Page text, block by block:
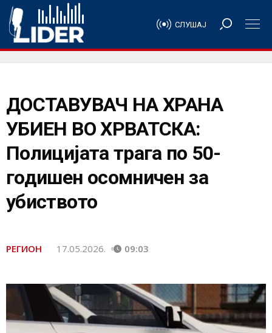
СЛУШАЈ
ДОСТАВУВАЧ НА ХРАНА
УБИЕН ВО ХРВАТСКА:
Полицијата трага по 50-
годишен осомничен за
убиството
РЕГИОН 17.05.2026. 09:03